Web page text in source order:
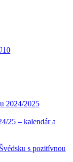
2024/2025
25 – kalendár a
s pozitívnou